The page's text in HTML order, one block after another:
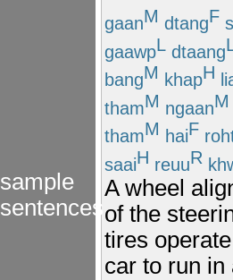
sample
sentences
gaanM dtangF
gaawpL dtaang
bangM khapH
thamM ngaanM
thamM haiF
saaiH reuuR
A wheel
of the
tires
car to run in